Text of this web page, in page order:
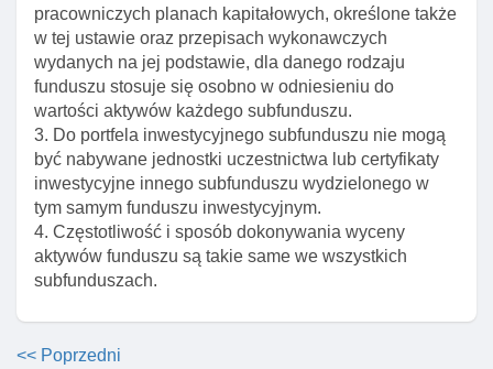
pracowniczych planach kapitałowych, określone także
w tej ustawie oraz przepisach wykonawczych
wydanych na jej podstawie, dla danego rodzaju
funduszu stosuje się osobno w odniesieniu do
wartości aktywów każdego subfunduszu.
3. Do portfela inwestycyjnego subfunduszu nie mogą
być nabywane jednostki uczestnictwa lub certyfikaty
inwestycyjne innego subfunduszu wydzielonego w
tym samym funduszu inwestycyjnym.
4. Częstotliwość i sposób dokonywania wyceny
aktywów funduszu są takie same we wszystkich
subfunduszach.
<< Poprzedni
Art. 154. Uwzględnianie wartośCI papierów
wartościowych lub instrumentów rynku
pieniężnego przy stosowaniu limitów
inwestycyjnych
Art. 156. Zakaz naruszenia ograniczeń przez
fundusz inwestycyjny zamknięty
Art. 157. Skutki naruszenia przez fundusz
inwestycyjny zamknięty ograniczeń w zakresie
limitów inwestycyjnych
Dział VI. Szczególne konstrukcje funduszy
inwestycyjnych
Rozdział 1. Fundusze inwestycyjne z różnymi
kategoriami jednostek uczestnictwa